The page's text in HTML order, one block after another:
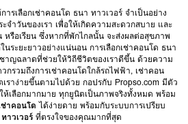
รเลือกเช่าคอนโด ธนา ทาวเวอร์ จำเป็นอย่าง
ำวันของเรา เพื่อให้เกิดความสะดวกสบาย และ
หรือเรียน ซึ่งหากที่พักไกลนั้น จะส่งผลต่อสุขภาพ
ระยะยาวอย่างแน่นอน การเลือกเช่าคอนโด ธนา
าญฉลาดที่ช่วยให้วิถีชีวิตของเราดีขึ้น ด้วยความ
กรวมถึงการเช่าคอนโดใกล้รถไฟฟ้า, เช่าคอน
ราง่ายขึ้นตามไปด้วย กอปรกับ Propso.com มีตัว
ให้เลือกมากมาย ทุกยูนิตเป็นภาพจริงทั้งหมด พร้อม
ช่าคอนโด ได้ง่ายดาย พร้อมกับระบบการเปรียบ
าวเวอร์ ที่ตรงใจของคุณมากที่สุด